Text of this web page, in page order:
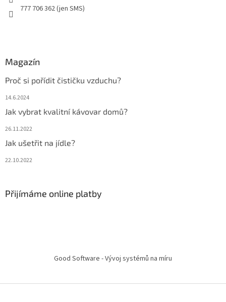
777 706 362 (jen SMS)
Magazín
Proč si pořídit čističku vzduchu?
14.6.2024
Jak vybrat kvalitní kávovar domů?
26.11.2022
Jak ušetřit na jídle?
22.10.2022
Přijímáme online platby
Good Software - Vývoj systémů na míru